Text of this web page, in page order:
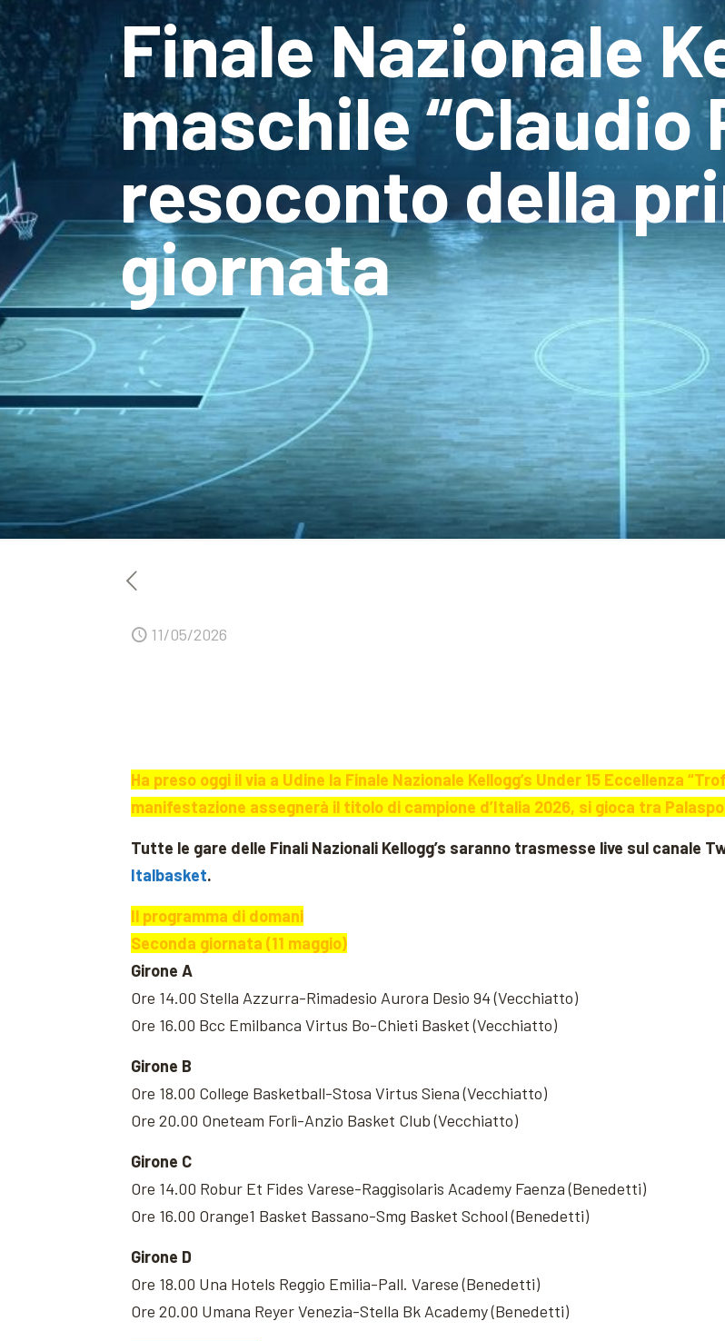
Finale Nazionale
maschile “Claudio
resoconto della
giornata
11/05/2026
Ha preso oggi il via a Udine la Finale Nazionale Kellogg’s Under 15 Eccellenza
manifestazione assegnerà il titolo di campione d’Italia 2026, si gioca tra
Tutte le gare delle Finali Nazionali Kellogg’s saranno trasmesse live sul canale
Italbasket.
Il programma di domani
Seconda giornata (11 maggio)
Girone A
Ore 14.00 Stella Azzurra-Rimadesio Aurora Desio 94 (Vecchiatto)
Ore 16.00 Bcc Emilbanca Virtus Bo-Chieti Basket (Vecchiatto)
Girone B
Ore 18.00 College Basketball-Stosa Virtus Siena (Vecchiatto)
Ore 20.00 Oneteam Forlì-Anzio Basket Club (Vecchiatto)
Girone C
Ore 14.00 Robur Et Fides Varese-Raggisolaris Academy Faenza (Benedetti)
Ore 16.00 Orange1 Basket Bassano-Smg Basket School (Benedetti)
Girone D
Ore 18.00 Una Hotels Reggio Emilia-Pall. Varese (Benedetti)
Ore 20.00 Umana Reyer Venezia-Stella Bk Academy (Benedetti)